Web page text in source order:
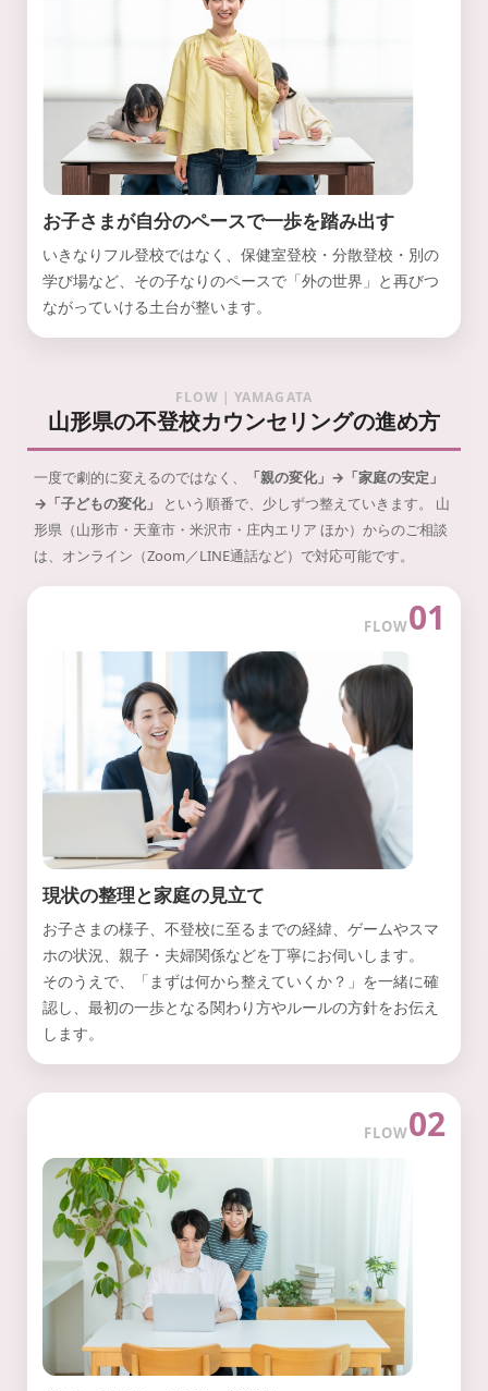
お子さまが自分のペースで一歩を踏み出す
いきなりフル登校ではなく、保健室登校・分散登校・別の
学び場など、その子なりのペースで「外の世界」と再びつ
ながっていける土台が整います。
FLOW｜YAMAGATA
山形県の不登校カウンセリングの進め方
一度で劇的に変えるのではなく、
「親の変化」→「家庭の安定」
→「子どもの変化」
という順番で、少しずつ整えていきます。
山
形県（山形市・天童市・米沢市・庄内エリア ほか）からのご相談
は、オンライン（Zoom／LINE通話など）で対応可能です。
FLOW01
現状の整理と家庭の見立て
お子さまの様子、不登校に至るまでの経緯、ゲームやスマ
ホの状況、親子・夫婦関係などを丁寧にお伺いします。
そのうえで、「まずは何から整えていくか？」を一緒に確
認し、最初の一歩となる関わり方やルールの方針をお伝え
します。
FLOW02